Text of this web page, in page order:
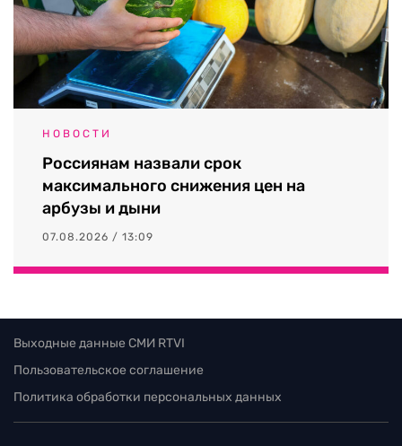
НОВОСТИ
Россиянам назвали срок
максимального снижения цен на
арбузы и дыни
07.08.2026 / 13:09
Выходные данные СМИ RTVI
Пользовательское соглашение
Политика обработки персональных данных